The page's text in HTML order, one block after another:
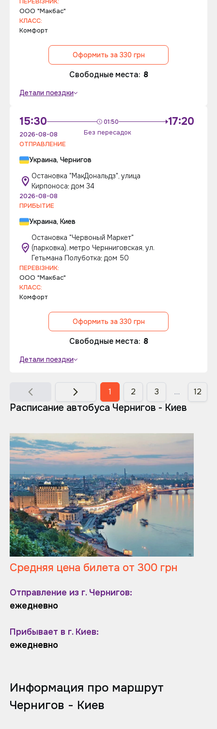
ООО "Макбас"
КЛАСС:
Комфорт
Оформить за 330 грн
Свободные места: 8
Детали поездки
15:30 01:50
Без пересадок
17:20
2026-08-08
ОТПРАВЛЕНИЕ
Украина, Чернигов
Остановка "МакДональдз", улица
Кирпоноса; дом 34
2026-08-08
ПРИБЫТИЕ
Украина, Киев
Остановка "Червоный Маркет"
(парковка), метро Чернниговская, ул.
Гетьмана Полуботка; дом 50
ПЕРЕВІЗНИК:
ООО "Макбас"
КЛАСС:
Комфорт
Оформить за 330 грн
Свободные места: 8
Детали поездки
1 2 3 … 12
Расписание автобуса Чернигов - Киев
Средняя цена билета от 300 грн
Отправление из г. Чернигов:
ежедневно
Прибывает в г. Киев:
ежедневно
Информация про маршрут
Чернигов - Киев